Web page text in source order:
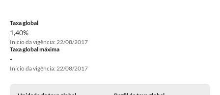
Taxa global
1,40%
Inicio da vigência: 22/08/2017
Taxa global máxima
-
Início da vigência: 22/08/2017